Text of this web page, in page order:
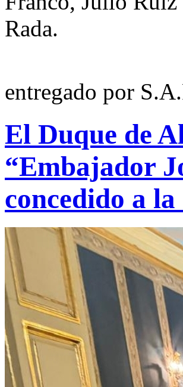
Rada.
entregado por
El Duque de
“Embajador
concedido a